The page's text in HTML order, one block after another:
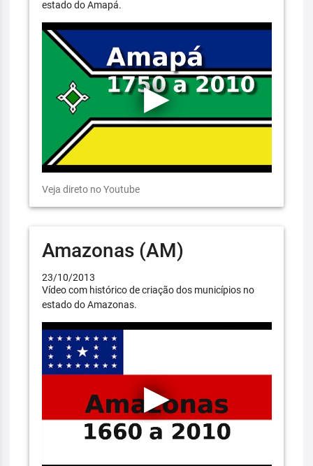
estado do Amapá.
Veja direto no Youtube
Amazonas (AM)
23/10/2013
Vídeo com histórico de criação dos municípios no
estado do Amazonas.